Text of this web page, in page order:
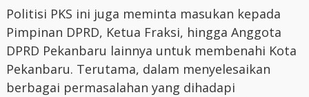
Politisi PKS ini juga meminta masukan kepada
Pimpinan DPRD, Ketua Fraksi, hingga Anggota
DPRD Pekanbaru lainnya untuk membenahi Kota
Pekanbaru. Terutama, dalam menyelesaikan
berbagai permasalahan yang dihadapi